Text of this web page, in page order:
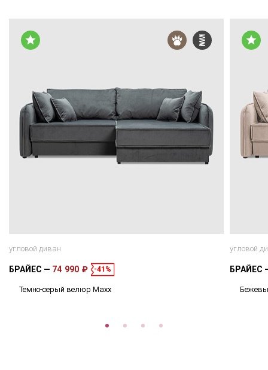
угловой диван
БРАЙЕС 74 990 ₽ -41%
Темно-серый велюр Maxx
угловой
БРАЙЕС